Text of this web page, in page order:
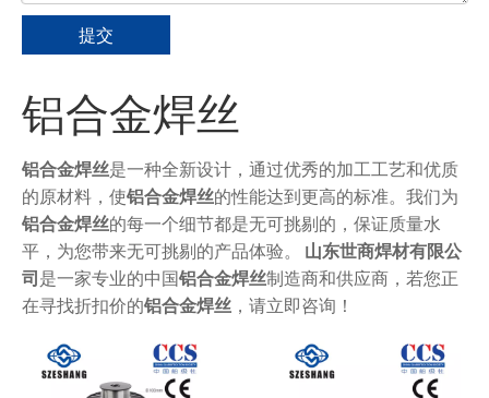
提交
铝合金焊丝
铝合金焊丝是一种全新设计，通过优秀的加工工艺和优质
的原材料，使铝合金焊丝的性能达到更高的标准。我们为
铝合金焊丝的每一个细节都是无可挑剔的，保证质量水
平，为您带来无可挑剔的产品体验。 山东世商焊材有限公
司是一家专业的中国铝合金焊丝制造商和供应商，若您正
在寻找折扣价的铝合金焊丝 ，请立即咨询！